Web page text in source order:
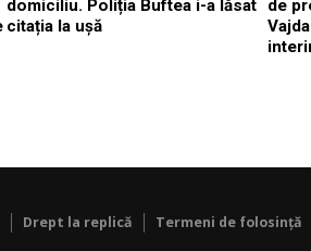
domiciliu. Poliția Buftea i-a lăsat
citația la ușă
de
Drept la replică Termeni de folosință